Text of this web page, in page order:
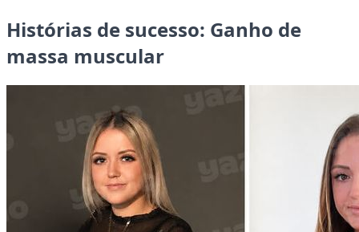
Histórias de sucesso: Ganho de
massa muscular